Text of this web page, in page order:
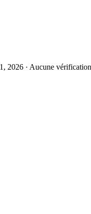
2026 · Aucune vérification